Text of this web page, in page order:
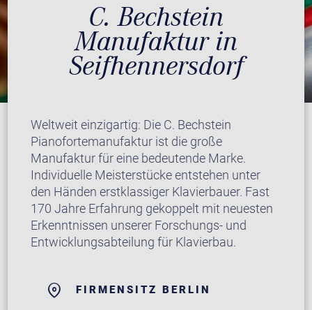
C. Bechstein
Manufaktur in
Seifhennersdorf
Weltweit einzigartig: Die C. Bechstein
Pianofortemanufaktur ist die große
Manufaktur für eine bedeutende Marke.
Individuelle Meisterstücke entstehen unter
den Händen erstklassiger Klavierbauer. Fast
170 Jahre Erfahrung gekoppelt mit neuesten
Erkenntnissen unserer Forschungs- und
Entwicklungsabteilung für Klavierbau.
FIRMENSITZ BERLIN